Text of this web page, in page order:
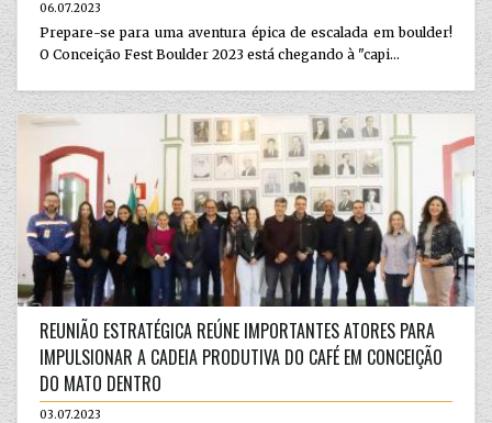
06.07.2023
Prepare-se para uma aventura épica de escalada em boulder!
O Conceição Fest Boulder 2023 está chegando à "capi...
REUNIÃO ESTRATÉGICA REÚNE IMPORTANTES ATORES PARA
IMPULSIONAR A CADEIA PRODUTIVA DO CAFÉ EM CONCEIÇÃO
DO MATO DENTRO
03.07.2023